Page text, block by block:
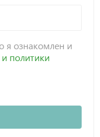
я ознакомлен и
политики